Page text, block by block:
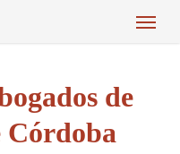
Menu
de
Córdoba